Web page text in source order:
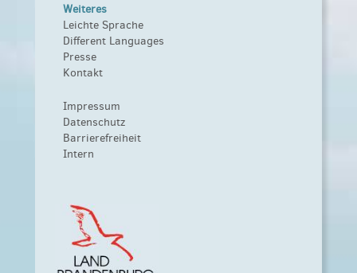
Weiteres
Leichte Sprache
Different Languages
Presse
Kontakt
Impressum
Datenschutz
Barrierefreiheit
Intern